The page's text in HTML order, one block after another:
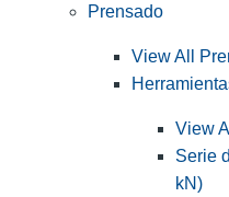
Prensado
View All
View
Serie
kN)